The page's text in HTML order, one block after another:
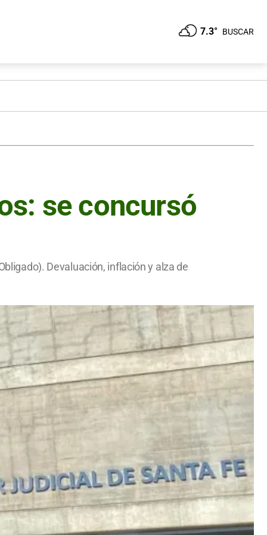
7.3° BUSCAR
se concursó
Devaluación, inflación y alza de